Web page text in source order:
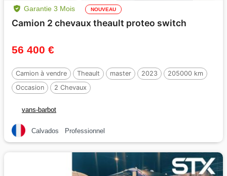
Garantie 3 Mois NOUVEAU
Camion 2 chevaux theault proteo switch
56 400 €
Camion à vendre Theault master 2023
205000 km
Occasion
2 Chevaux
vans-barbot
Calvados Professionnel